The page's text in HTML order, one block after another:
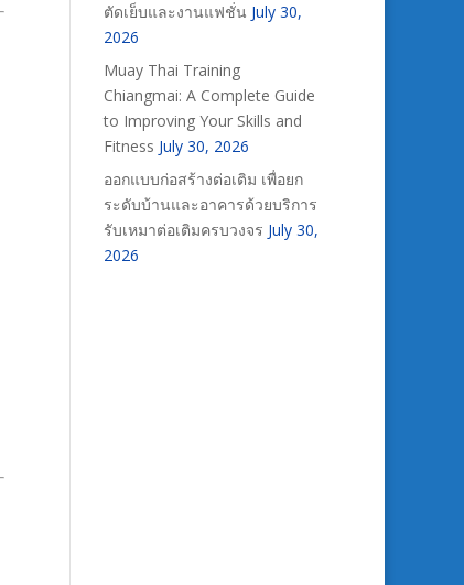
ตัดเย็บและงานแฟชั่น July 30,
2026
Muay Thai Training
Chiangmai: A Complete Guide
to Improving Your Skills and
Fitness July 30, 2026
ออกแบบก่อสร้างต่อเติม เพื่อยก
ระดับบ้านและอาคารด้วยบริการ
รับเหมาต่อเติมครบวงจร July 30,
2026